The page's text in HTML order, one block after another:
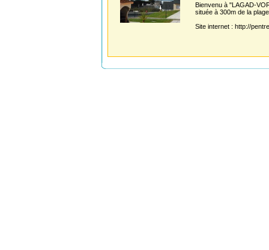
Bienvenu à "LAGAD-
située à 300m de la
Site internet : http://